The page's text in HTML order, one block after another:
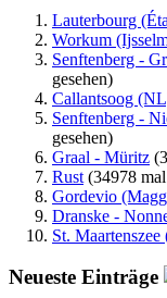
Lauterbourg
Workum
Senftenberg -
gesehen)
Callantsoog
Senftenberg -
gesehen)
Graal - Müritz
Rust (34978
Gordevio
Dranske -
St.
Neueste Einträge